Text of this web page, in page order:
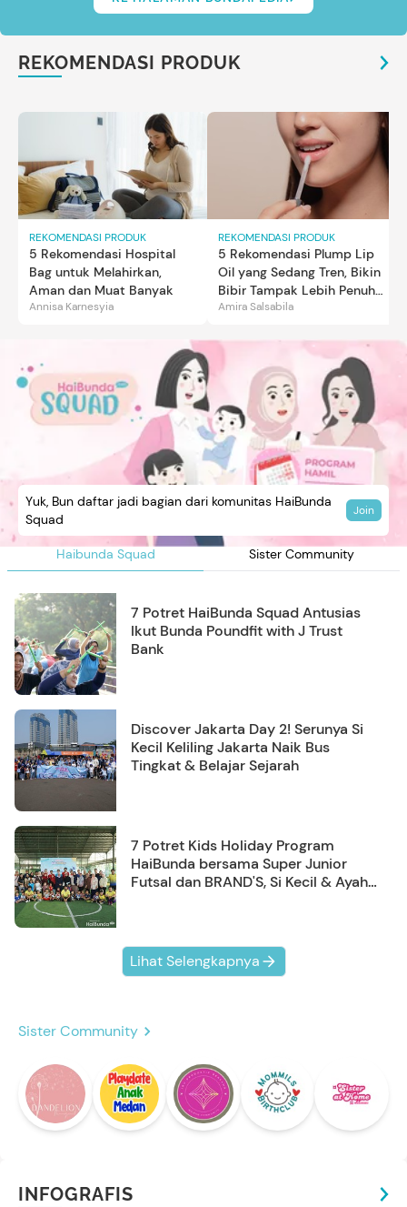
REKOMENDASI PRODUK
REKOMENDASI PRODUK
5 Rekomendasi Hospital
Bag untuk Melahirkan,
Aman dan Muat Banyak
Annisa Karnesyia
REKOMENDASI PRODUK
5 Rekomendasi Plump Lip
Oil yang Sedang Tren, Bikin
Bibir Tampak Lebih Penuh
dan Berkilau
Amira Salsabila
Haibunda Squad Sister Community
Yuk, Bun daftar jadi bagian dari komunitas HaiBunda
Squad
Join
7 Potret HaiBunda Squad Antusias
Ikut Bunda Poundfit with J Trust
Bank
Discover Jakarta Day 2! Serunya Si
Kecil Keliling Jakarta Naik Bus
Tingkat & Belajar Sejarah
7 Potret Kids Holiday Program
HaiBunda bersama Super Junior
Futsal dan BRAND'S, Si Kecil & Ayah
Lihat Selengkapnya
Sister Community
INFOGRAFIS